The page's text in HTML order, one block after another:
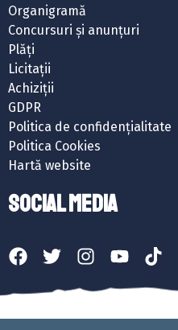
Organigramă
Concursuri și anunțuri
Plăți
Licitații
Achiziții
GDPR
Politica de confidențialitate
Politica Cookies
Hartă website
SOCIAL MEDIA